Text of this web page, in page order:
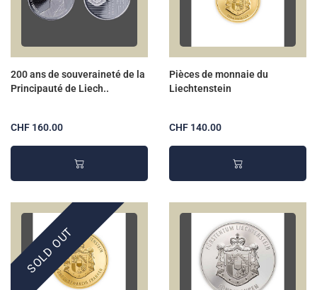
200 ans de souveraineté de la
Principauté de Liech..
CHF 160.00
Pièces de monnaie du
Liechtenstein
CHF 140.00
SOLD OUT